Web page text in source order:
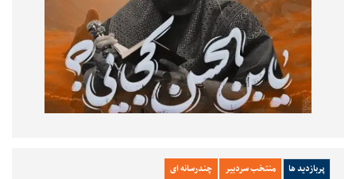
پربازدید ها منتخب سردبیر چندرسانه ای